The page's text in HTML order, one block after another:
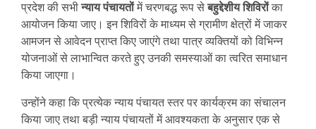
प्रदेश की सभीन्याय पंचायतोंमें चरणबद्ध रूप सेबहुद्देशीय शिविरोंका
आयोजन किया जाए। इन शिविरों के माध्यम से ग्रामीण क्षेत्रों में जाकर
आमजन से आवेदन प्राप्त किए जाएंगे तथा पात्र व्यक्तियों को विभिन्न
योजनाओं से लाभान्वित करते हुए उनकी समस्याओं का त्वरित समाधान
किया जाएगा।
उन्होंने कहा कि प्रत्येक न्याय पंचायत स्तर पर कार्यक्रम का संचालन
किया जाए तथा बड़ी न्याय पंचायतों में आवश्यकता के अनुसार एक से